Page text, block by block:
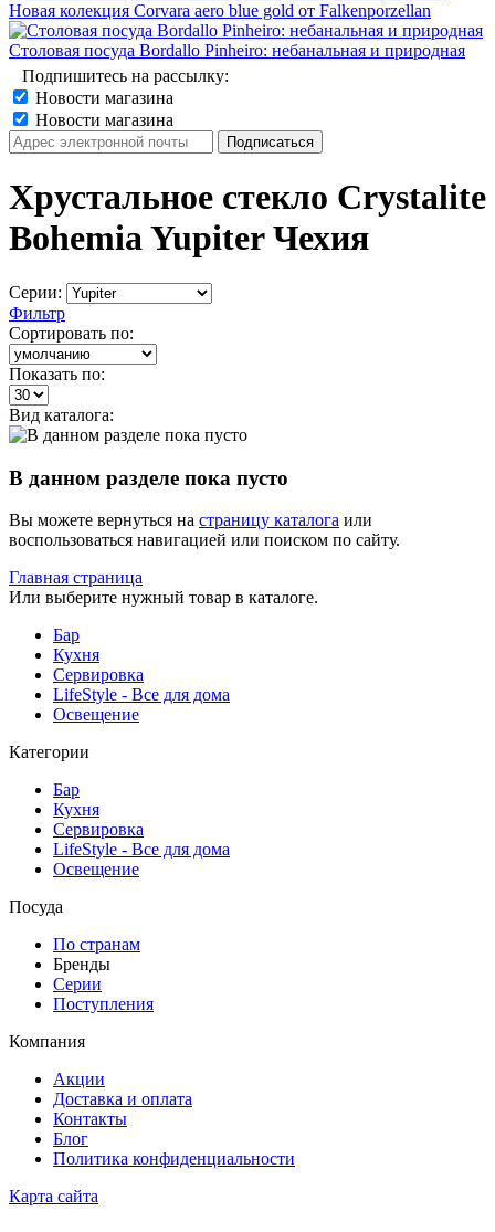
Новая колекция Corvara aero blue gold от Falkenporzellan
Столовая посуда Bordallo Pinheiro: небанальная и природная
Подпишитесь на рассылку:
Новости магазина
Новости магазина
Хрустальное стекло Crystalite
Bohemia Yupiter Чехия
Серии:
Фильтр
Сортировать по:
Показать по:
Вид каталога:
В данном разделе пока пусто
Вы можете вернуться на страницу каталога или
воспользоваться навигацией или поиском по сайту.
Главная страница
Или выберите нужный товар в каталоге.
Бар
Кухня
Сервировка
LifeStyle - Все для дома
Освещение
Категории
Бар
Кухня
Сервировка
LifeStyle - Все для дома
Освещение
Посуда
По странам
Бренды
Серии
Поступления
Компания
Акции
Доставка и оплата
Контакты
Блог
Политика конфиденциальности
Карта сайта